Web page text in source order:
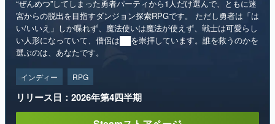
選ぶのは、あなたです。
インディー RPG
リリース日：2026年第4四半期